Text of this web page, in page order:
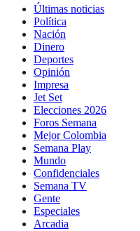
Últimas noticias
Política
Nación
Dinero
Deportes
Opinión
Impresa
Jet Set
Elecciones 2026
Foros Semana
Mejor Colombia
Semana Play
Mundo
Confidenciales
Semana TV
Gente
Especiales
Arcadia